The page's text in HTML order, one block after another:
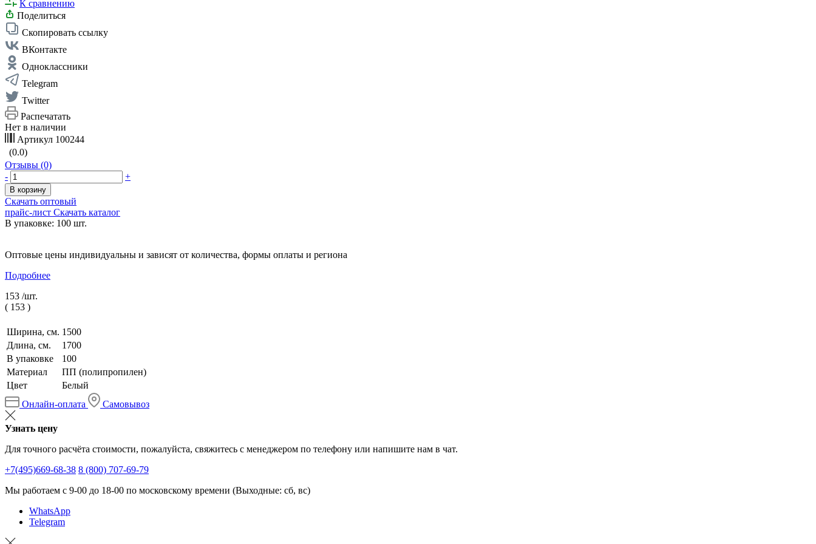
К сравнению
Поделиться
Скопировать ссылку
ВКонтакте
Одноклассники
Telegram
Twitter
Распечатать
Нет в наличии
Артикул 100244
(0.0)
Отзывы (0)
-
+
В корзину
Скачать оптовый
прайс-лист Скачать каталог
В упаковке: 100 шт.
Оптовые цены индивидуальны и зависят от количества, формы оплаты и региона
Подробнее
153 /шт.
( 153 )
Ширина, см. 1500
Длина, см.
1700
В упаковке
100
Материал
ПП (полипропилен)
Цвет
Белый
Онлайн-оплата
Самовывоз
Узнать цену
Для точного расчёта стоимости, пожалуйста, свяжитесь с менеджером по телефону или напишите нам в чат.
+7(495)669-68-38 8 (800) 707-69-79
Мы работаем с 9-00 до 18-00 по московскому времени (Выходные: сб, вс)
WhatsApp
Telegram